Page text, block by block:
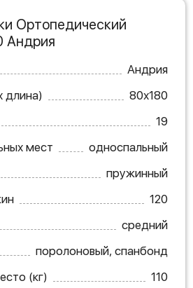
Ортопедический
Андрия
Андрия
длина)
80х180
19
мест
односпальный
пружинный
120
средний
поролоновый, спанбонд
(кг)
110